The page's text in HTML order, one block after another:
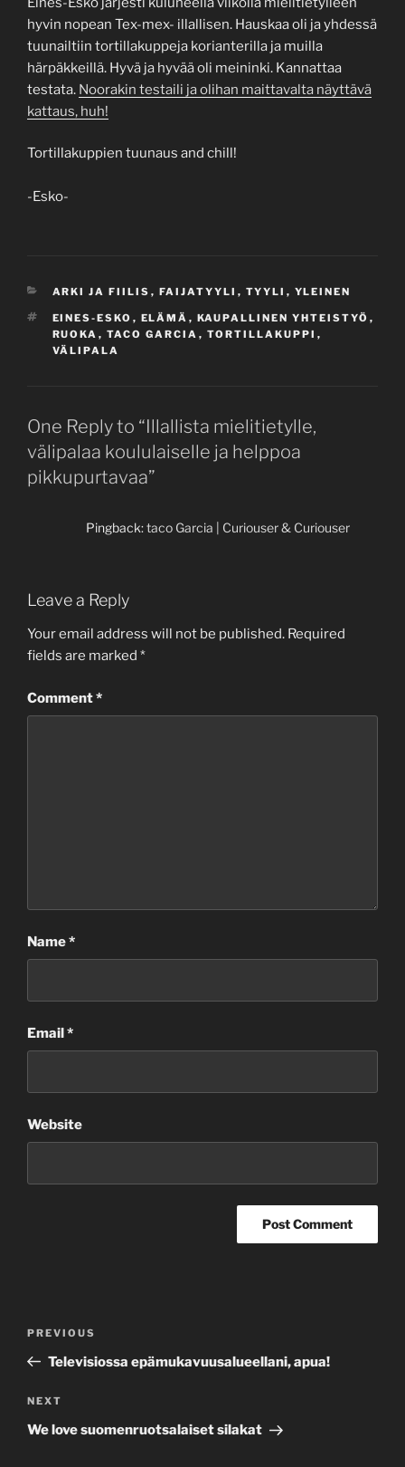
hyvin nopean Tex-mex- illallisen. Hauskaa oli ja yhdessä
tuunailtiin tortillakuppeja korianterilla ja muilla
härpäkkeillä. Hyvä ja hyvää oli meininki. Kannattaa
testata. Noorakin testaili ja olihan maittavalta näyttävä
kattaus, huh!
Tortillakuppien tuunaus and chill!
-Esko-
CATEGORIES
ARKI JA FIILIS , FAIJATYYLI , TYYLI , YLEINEN
TAGS
EINES-ESKO , ELÄMÄ , KAUPALLINEN YHTEISTYÖ ,
RUOKA , TACO GARCIA , TORTILLAKUPPI ,
VÄLIPALA
One Reply to “Illallista mielitietylle,
välipalaa koululaiselle ja helppoa
pikkupurtavaa”
Pingback:taco Garcia | Curiouser & Curiouser
Leave a Reply
Your email address will not be published. Required
fields are marked *
Comment*
Name*
Email*
Website
Previous
Post
PREVIOUS
Televisiossa epämukavuusalueellani, apua!
Next
Post
NEXT
We love suomenruotsalaiset silakat